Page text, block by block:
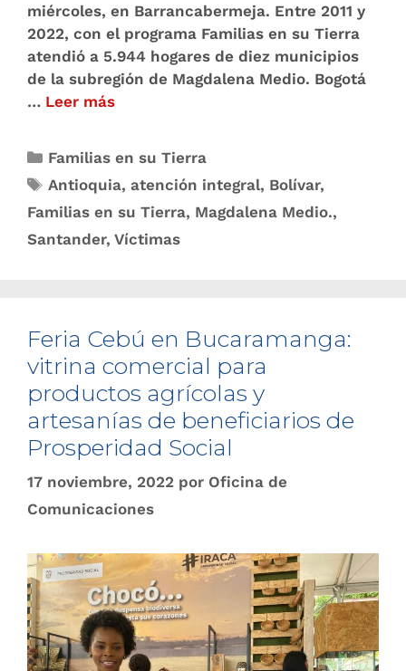
miércoles, en Barrancabermeja. Entre 2011 y
2022, con el programa Familias en su Tierra
atendió a 5.944 hogares de diez municipios
de la subregión de Magdalena Medio. Bogotá
… Leer más
Familias en su Tierra
Antioquia,atención integral, Bolívar,
Familias en su Tierra, Magdalena Medio.,
Santander, Víctimas
Feria Cebú en Bucaramanga:
vitrina comercial para
productos agrícolas y
artesanías de beneficiarios de
Prosperidad Social
17 noviembre, 2022 por Oficina de
Comunicaciones